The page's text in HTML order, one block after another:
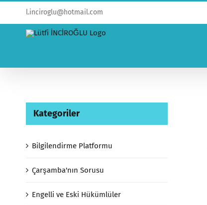
l.inciroglu@hotmail.com
Kategoriler
Bilgilendirme Platformu
Çarşamba'nın Sorusu
Engelli ve Eski Hükümlüler